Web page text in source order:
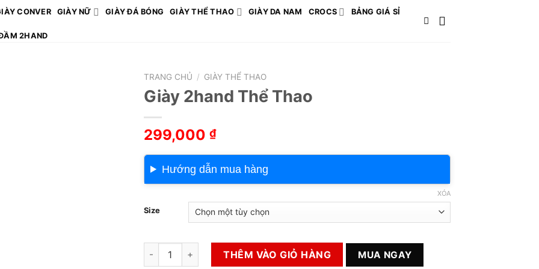
CONVER GIÀY NỮ GIÀY ĐÁ BÓNG GIÀY THỂ THAO GIÀY DA NAM CROCS BẢNG GIÁ SỈ
2HAND
TRANG CHỦ / GIÀY THỂ THAO
Giày 2hand Thể Thao
299,000 ₫
Hướng dẫn mua hàng
Size
XÓA
Giày 2hand Thể Thao số lượngTHÊM VÀO GIỎ HÀNG MUA NGAY